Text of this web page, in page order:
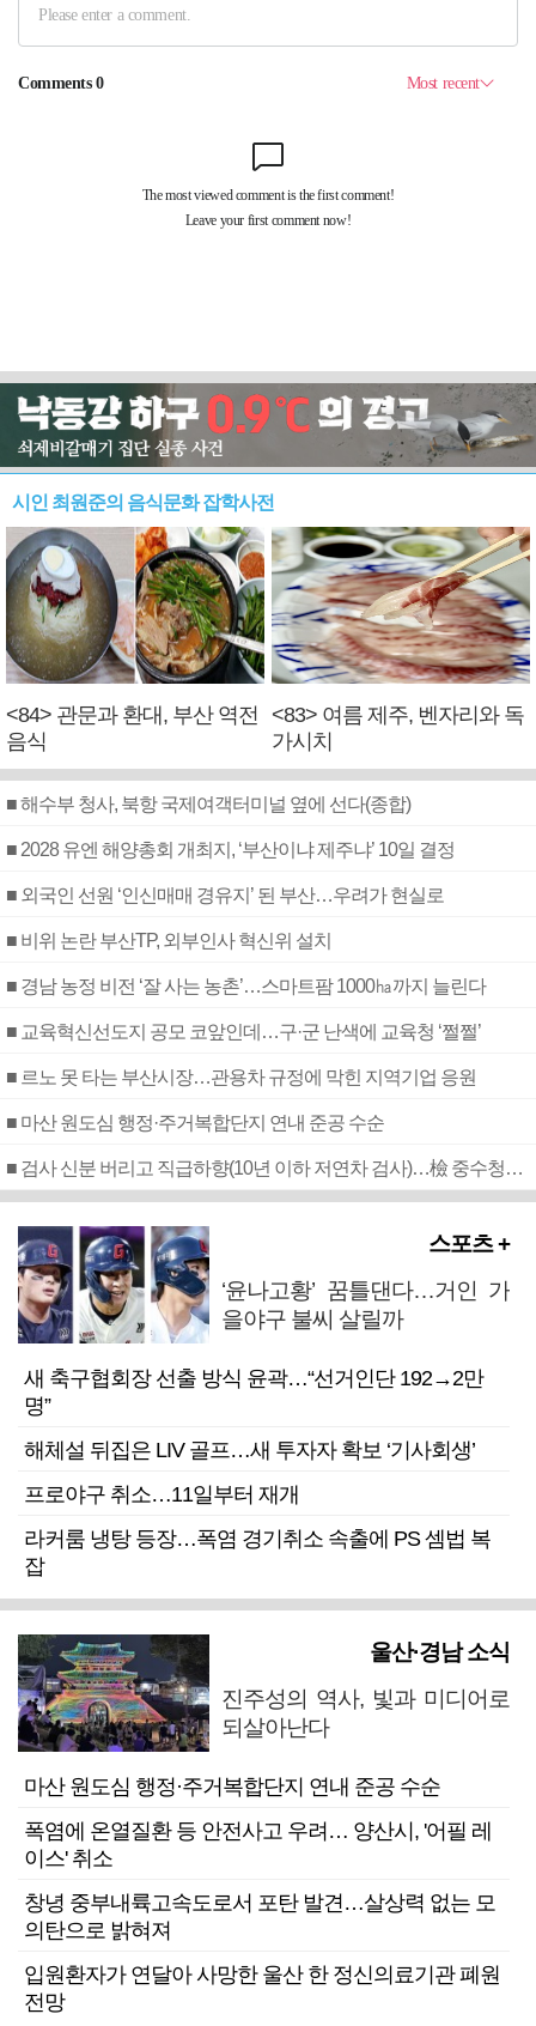
시인 최원준의 음식문화 잡학사전
<84> 관문과 환대, 부산 역전
음식
<83> 여름 제주, 벤자리와 독
가시치
■ 해수부 청사, 북항 국제여객터미널 옆에 선다(종합)
■ 2028 유엔 해양총회 개최지, ‘부산이냐 제주냐’ 10일 결정
■ 외국인 선원 ‘인신매매 경유지’ 된 부산…우려가 현실로
■ 비위 논란 부산TP, 외부인사 혁신위 설치
■ 경남 농정 비전 ‘잘 사는 농촌’…스마트팜 1000㏊까지 늘린다
■ 교육혁신선도지 공모 코앞인데…구·군 난색에 교육청 ‘쩔쩔’
■ 르노 못 타는 부산시장…관용차 규정에 막힌 지역기업 응원
■ 마산 원도심 행정·주거복합단지 연내 준공 수순
■ 검사 신분 버리고 직급하향(10년 이하 저연차 검사)…檢 중수청행 기피
스포츠 +
‘윤나고황’ 꿈틀댄다…거인 가
을야구 불씨 살릴까
새 축구협회장 선출 방식 윤곽…“선거인단 192→2만
명”
해체설 뒤집은 LIV 골프…새 투자자 확보 ‘기사회생’
프로야구 취소…11일부터 재개
라커룸 냉탕 등장…폭염 경기취소 속출에 PS 셈법 복
잡
울산·경남 소식
진주성의 역사, 빛과 미디어로
되살아난다
마산 원도심 행정·주거복합단지 연내 준공 수순
폭염에 온열질환 등 안전사고 우려… 양산시, '어필 레
이스' 취소
창녕 중부내륙고속도로서 포탄 발견…살상력 없는 모
의탄으로 밝혀져
입원환자가 연달아 사망한 울산 한 정신의료기관 폐원
전망